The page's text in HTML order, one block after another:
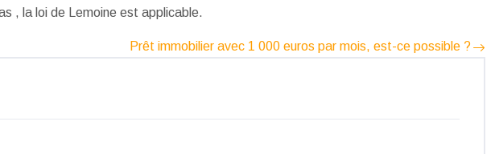
, la loi de Lemoine est applicable.
Prêt immobilier avec 1 000 euros par mois, est-ce possible ?